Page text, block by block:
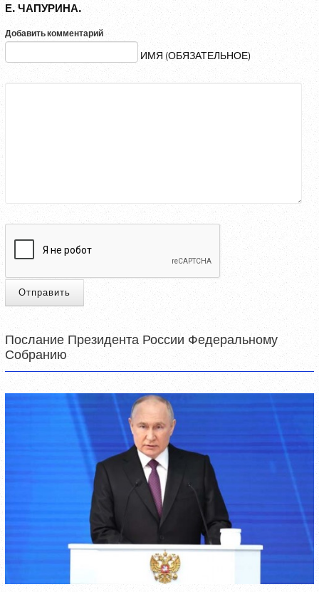
Е. ЧАПУРИНА.
Добавить комментарий
ИМЯ (ОБЯЗАТЕЛЬНОЕ)
Отправить
Послание Президента России Федеральному
Собранию